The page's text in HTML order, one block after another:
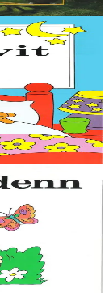
dans la neige et
papa et
aventures
images animées.